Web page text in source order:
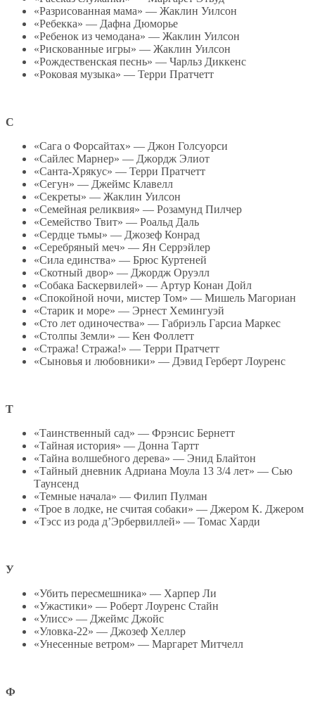
«Разрисованная мама» — Жаклин Уилсон
«Ребекка» — Дафна Дюморье
«Ребенок из чемодана» — Жаклин Уилсон
«Рискованные игры» — Жаклин Уилсон
«Рождественская песнь» — Чарльз Диккенс
«Роковая музыка» — Терри Пратчетт
С
«Сага о Форсайтах» — Джон Голсуорси
«Сайлес Марнер» — Джордж Элиот
«Санта-Хрякус» — Терри Пратчетт
«Сегун» — Джеймс Клавелл
«Секреты» — Жаклин Уилсон
«Семейная реликвия» — Розамунд Пилчер
«Семейство Твит» — Роальд Даль
«Сердце тьмы» — Джозеф Конрад
«Серебряный меч» — Ян Серрэйлер
«Сила единства» — Брюс Куртеней
«Скотный двор» — Джордж Оруэлл
«Собака Баскервилей» — Артур Конан Дойл
«Спокойной ночи, мистер Том» — Мишель Магориан
«Старик и море» — Эрнест Хемингуэй
«Сто лет одиночества» — Габриэль Гарсиа Маркес
«Столпы Земли» — Кен Фоллетт
«Стража! Стража!» — Терри Пратчетт
«Сыновья и любовники» — Дэвид Герберт Лоуренс
Т
«Таинственный сад» — Фрэнсис Бернетт
«Тайная история» — Донна Тартт
«Тайна волшебного дерева» — Энид Блайтон
«Тайный дневник Адриана Моула 13 3/4 лет» — Сью
Таунсенд
«Темные начала» — Филип Пулман
«Трое в лодке, не считая собаки» — Джером К. Джером
«Тэсс из рода д’Эрбервиллей» — Томас Харди
У
«Убить пересмешника» — Харпер Ли
«Ужастики» — Роберт Лоуренс Стайн
«Улисс» — Джеймс Джойс
«Уловка-22» — Джозеф Хеллер
«Унесенные ветром» — Маргарет Митчелл
Ф